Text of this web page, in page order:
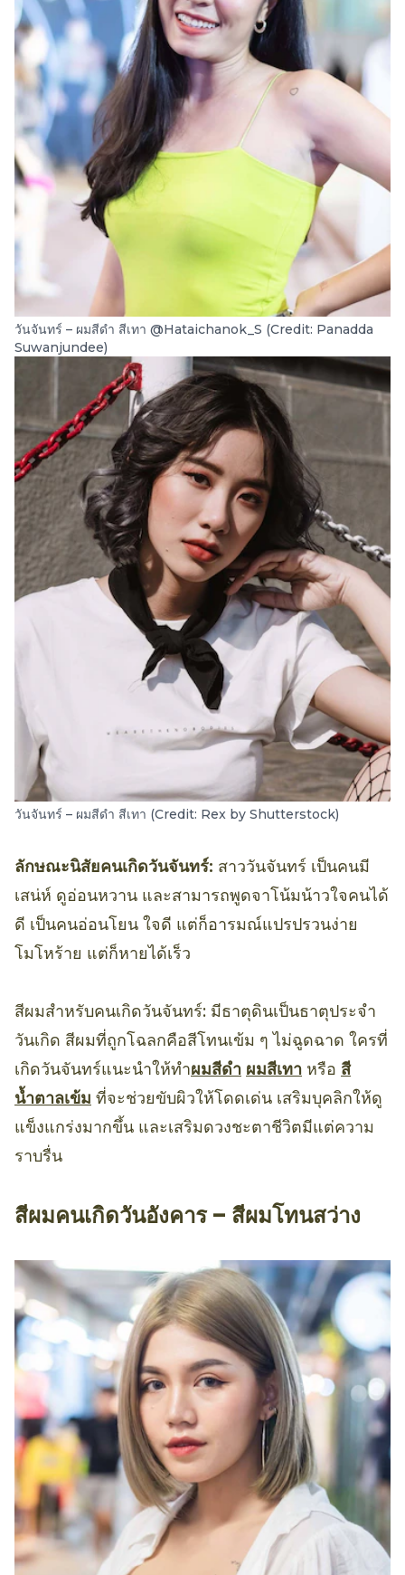
วันจันทร์ – ผมสีดำ สีเทา @Hataichanok_S (Credit: Panadda
Suwanjundee)
วันจันทร์ – ผมสีดำ สีเทา (Credit: Rex by Shutterstock)
ลักษณะนิสัยคนเกิดวันจันทร์: สาววันจันทร์ เป็นคนมี
เสน่ห์ ดูอ่อนหวาน และสามารถพูดจาโน้มน้าวใจคนได้
ดี เป็นคนอ่อนโยน ใจดี แต่ก็อารมณ์แปรปรวนง่าย
โมโหร้าย แต่ก็หายได้เร็ว
สีผมสำหรับคนเกิดวันจันทร์: มีธาตุดินเป็นธาตุประจำ
วันเกิด สีผมที่ถูกโฉลกคือสีโทนเข้ม ๆ ไม่ฉูดฉาด ใครที่
เกิดวันจันทร์แนะนำให้ทำผมสีดำ ผมสีเทา หรือ สี
น้ำตาลเข้ม ที่จะช่วยขับผิวให้โดดเด่น เสริมบุคลิกให้ดู
แข็งแกร่งมากขึ้น และเสริมดวงชะตาชีวิตมีแต่ความ
ราบรื่น
สีผมคนเกิดวันอังคาร – สีผมโทนสว่าง